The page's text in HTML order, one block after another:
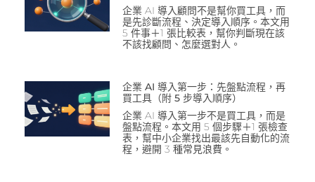
企業 AI 導入顧問不是幫你買工具，而
是先診斷流程、決定導入順序。本文用
5 件事＋1 張比較表，幫你判斷現在該
不該找顧問、怎麼選對人。
企業 AI 導入第一步：先盤點流程，再
買工具（附 5 步導入順序）
企業 AI 導入第一步不是買工具，而是
盤點流程。本文用 5 個步驟＋1 張檢查
表，幫中小企業找出最該先自動化的流
程，避開 3 種常見浪費。